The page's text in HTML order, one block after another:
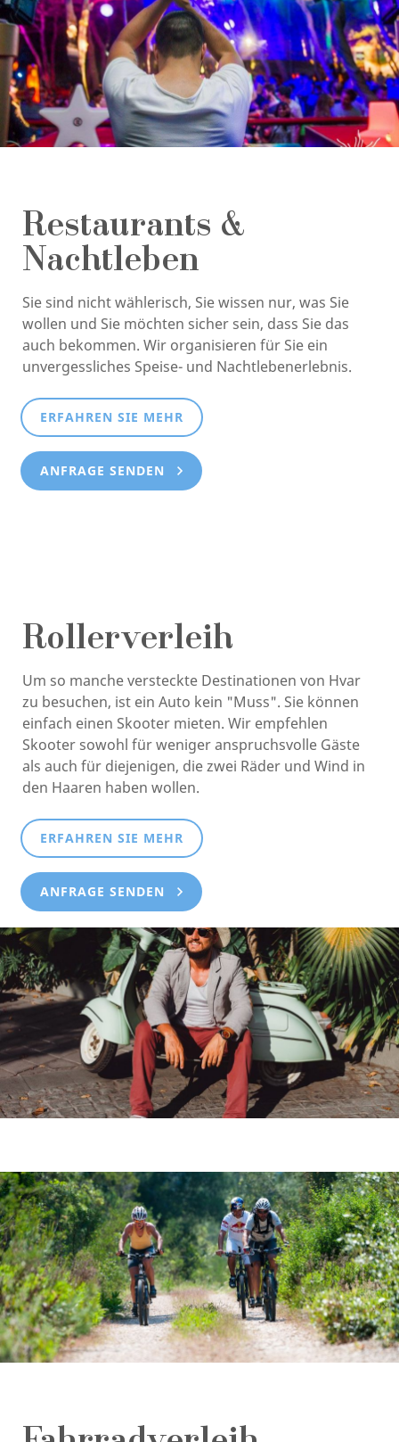
Restaurants &
Nachtleben
Sie sind nicht wählerisch, Sie wissen nur, was Sie
wollen und Sie möchten sicher sein, dass Sie das
auch bekommen. Wir organisieren für Sie ein
unvergessliches Speise- und Nachtlebenerlebnis.
ERFAHREN SIE MEHR
ANFRAGE SENDEN
Rollerverleih
Um so manche versteckte Destinationen von Hvar
zu besuchen, ist ein Auto kein "Muss". Sie können
einfach einen Skooter mieten. Wir empfehlen
Skooter sowohl für weniger anspruchsvolle Gäste
als auch für diejenigen, die zwei Räder und Wind in
den Haaren haben wollen.
ERFAHREN SIE MEHR
ANFRAGE SENDEN